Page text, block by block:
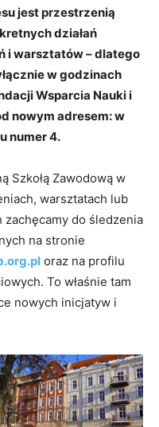
jest przestrzenią
działań
i warsztatów – dlatego
w godzinach
Wsparcia Nauki i
nowym adresem: w
numer 4.
Szkołą Zawodową w
warsztatach lub
zachęcamy do śledzenia
na stronie
oraz na profilu
To właśnie tam
nowych inicjatyw i